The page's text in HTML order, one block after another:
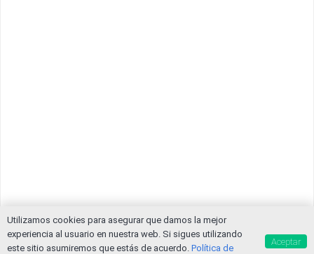
Utilizamos cookies para asegurar que damos la mejor
experiencia al usuario en nuestra web. Si sigues utilizando
este sitio asumiremos que estás de acuerdo. Política de
Aceptar